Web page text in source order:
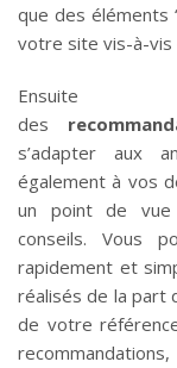
que des éléments
votre site vis-à-vis
des
s’adapter aux
également à vos
un point de vue
conseils. Vous
rapidement et
réalisés de la part
de votre